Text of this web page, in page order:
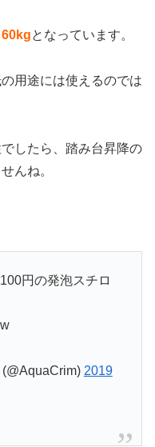
60kgとなっています。
用途には使えるのでは
したら、踏み台昇降の
んね。
円の発泡スチロ
2019